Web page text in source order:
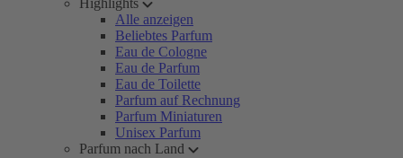
Highlights
Alle anzeigen
Beliebtes Parfum
Eau de Cologne
Eau de Parfum
Eau de Toilette
Parfum auf Rechnung
Parfum Miniaturen
Unisex Parfum
Parfum nach Land